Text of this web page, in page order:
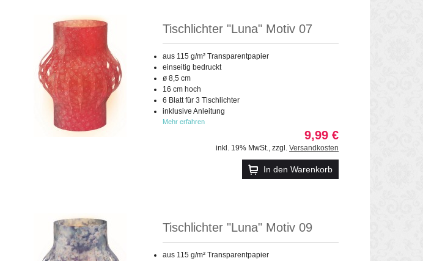
Tischlichter "Luna" Motiv 07
aus 115 g/m² Transparentpapier
einseitig bedruckt
ø 8,5 cm
16 cm hoch
6 Blatt für 3 Tischlichter
inklusive Anleitung
Mehr erfahren
9,99 €
inkl. 19% MwSt., zzgl. Versandkosten
In den Warenkorb
Tischlichter "Luna" Motiv 09
aus 115 g/m² Transparentpapier